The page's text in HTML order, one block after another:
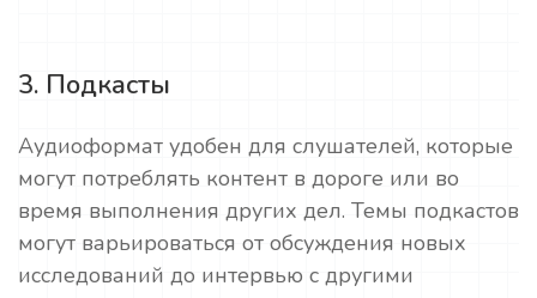
3. Подкасты
Аудиоформат удобен для слушателей, которые
могут потреблять контент в дороге или во
время выполнения других дел. Темы подкастов
могут варьироваться от обсуждения новых
исследований до интервью с другими